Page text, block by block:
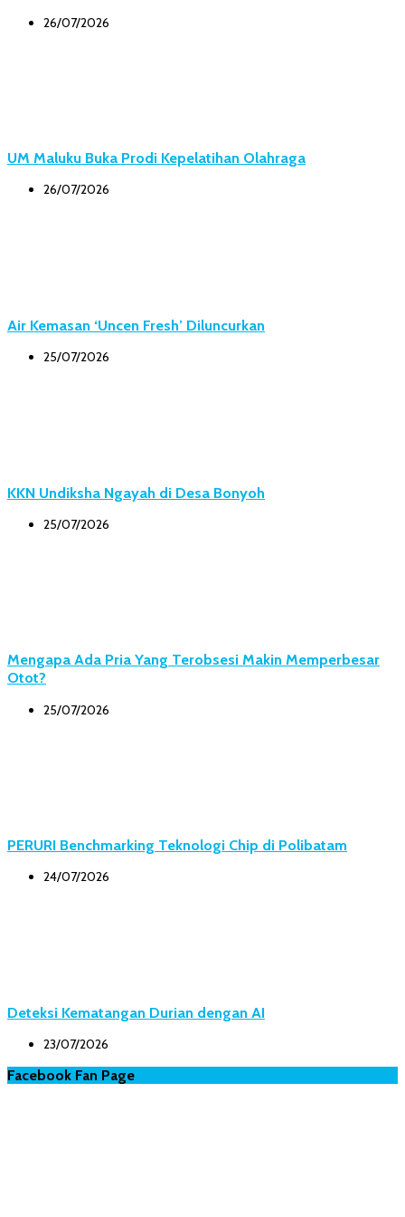
26/07/2026
UM Maluku Buka Prodi Kepelatihan Olahraga
26/07/2026
Air Kemasan ‘Uncen Fresh’ Diluncurkan
25/07/2026
KKN Undiksha Ngayah di Desa Bonyoh
25/07/2026
Mengapa Ada Pria Yang Terobsesi Makin Memperbesar
Otot?
25/07/2026
PERURI Benchmarking Teknologi Chip di Polibatam
24/07/2026
Deteksi Kematangan Durian dengan AI
23/07/2026
Facebook Fan Page